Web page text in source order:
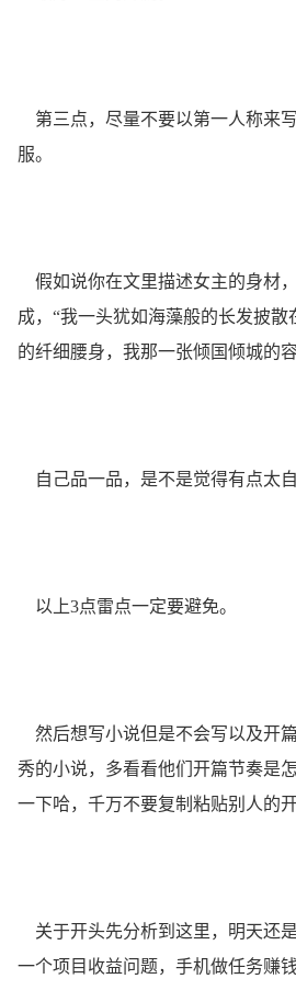
第三点，尽量不要以第一人称来
服。
假如说你在文里描述女主的身材
成，“我一头犹如海藻般的长发披散
的纤细腰身，我那一张倾国倾城
自己品一品，是不是觉得有点太自
以上3点雷点一定要避免。
然后想写小说但是不会写以及开
秀的小说，多看看他们开篇节奏是
一下哈，千万不要复制粘贴别人的开
关于开头先分析到这里，明天还
一个项目收益问题，手机做任务赚